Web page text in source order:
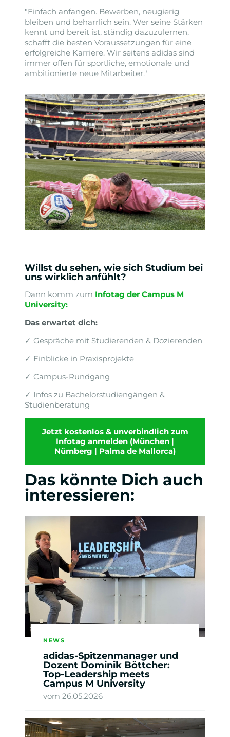
"Einfach anfangen. Bewerben, neugierig
bleiben und beharrlich sein. Wer seine Stärken
kennt und bereit ist, ständig dazuzulernen,
schafft die besten Voraussetzungen für eine
erfolgreiche Karriere. Wir seitens adidas sind
immer offen für sportliche, emotionale und
ambitionierte neue Mitarbeiter."
Willst du sehen, wie sich Studium bei
uns wirklich anfühlt?
Dann komm zum Infotag der Campus M
University:
Das erwartet dich:
✓ Gespräche mit Studierenden & Dozierenden
✓ Einblicke in Praxisprojekte
✓ Campus-Rundgang
✓ Infos zu Bachelorstudiengängen &
Studienberatung
Jetzt kostenlos & unverbindlich zum
Infotag anmelden (München |
Nürnberg | Palma de Mallorca)
Das könnte Dich auch
interessieren:
NEWS
adidas-Spitzenmanager und
Dozent Dominik Böttcher:
Top-Leadership meets
Campus M University
vom 26.05.2026